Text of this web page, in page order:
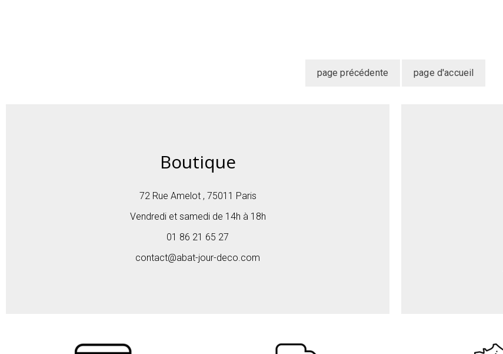
Boutique
72 Rue Amelot , 75011 Paris
Vendredi et samedi de 14h à 18h
01 86 21 65 27
contact@abat-jour-deco.com